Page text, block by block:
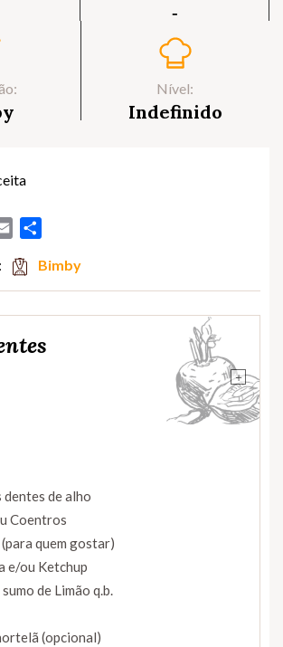
‐
Nível:
Indefinido
Email
Bimby
+
dentes de alho
Coentros
quem gostar)
e/ou Ketchup
de Limão q.b.
(opcional)